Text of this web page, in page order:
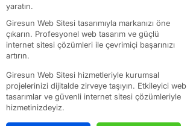
yaratın.
Giresun Web Sitesi tasarımıyla markanızı öne
çıkarın. Profesyonel web tasarım ve güçlü
internet sitesi çözümleri ile çevrimiçi başarınızı
artırın.
Giresun Web Sitesi hizmetleriyle kurumsal
projelerinizi dijitalde zirveye taşıyın. Etkileyici web
tasarımlar ve güvenli internet sitesi çözümleriyle
hizmetinizdeyiz.